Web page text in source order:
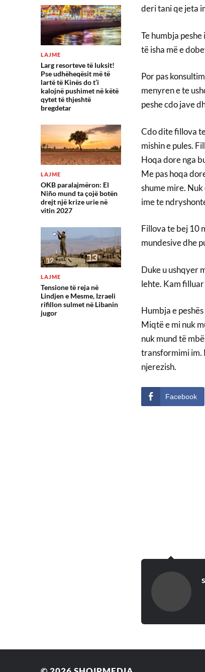
LAJME
Larg resorteve të luksit!
Pse udhëheqësit më të
lartë të Kinës do t’i
kalojnë pushimet në këtë
qytet të thjeshtë
bregdetar
LAJME
OKB paralajmëron: El
Niño mund ta çojë botën
drejt një krize urie në
vitin 2027
LAJME
Tensione të reja në
Lindjen e Mesme, Izraeli
rifillon sulmet në Libanin
jugor
deri tani qe jeta
Te humbja
të isha më e
Por pas
menyren e te
peshe cdo jave
Cdo dite fillova
mishin e pules.
Hoqa dore nga
Me pas hoqa
shume mire.
ime te
Fillova te bej 10
mundesive dhe
Duke u ushqyer
lehte. Kam
Humbja e
Miqtë e mi nuk
nuk mund të
transformimi im.
njerezish.
Facebook